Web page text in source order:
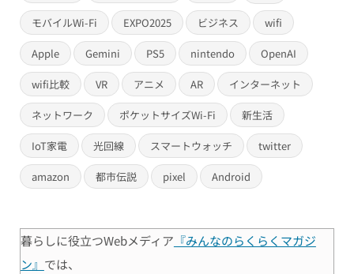
モバイルWi-Fi EXPO2025 ビジネス wifi
Apple Gemini PS5 nintendo OpenAI
wifi比較 VR アニメ AR インターネット
ネットワーク ポケットサイズWi-Fi 新生活
IoT家電 光回線 スマートウォッチ twitter
amazon 都市伝説 pixel Android
暮らしに役立つWebメディア 『みんなのらくらくマガジ
ン』 では、